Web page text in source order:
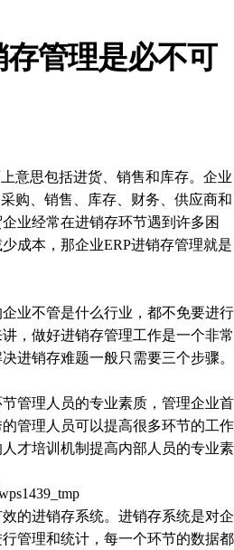
管理是必不可
思包括进货、销售和库存。企业
购、销售、库存、财务、供应商和
业经常在进销存环节遇到许多困
成本，那企业ERP进销存管理就是
不管是什么行业，都不免要进行
，做好进销存管理工作是一个非常
进销存难题一般只需要三个步骤。
理人员的专业素质，管理企业首
管理人员可以提高很多环节的工作
才培训机制提高内部人员的专业素
进销存系统。进销存系统是对企
管理和统计，每一个环节的数据都